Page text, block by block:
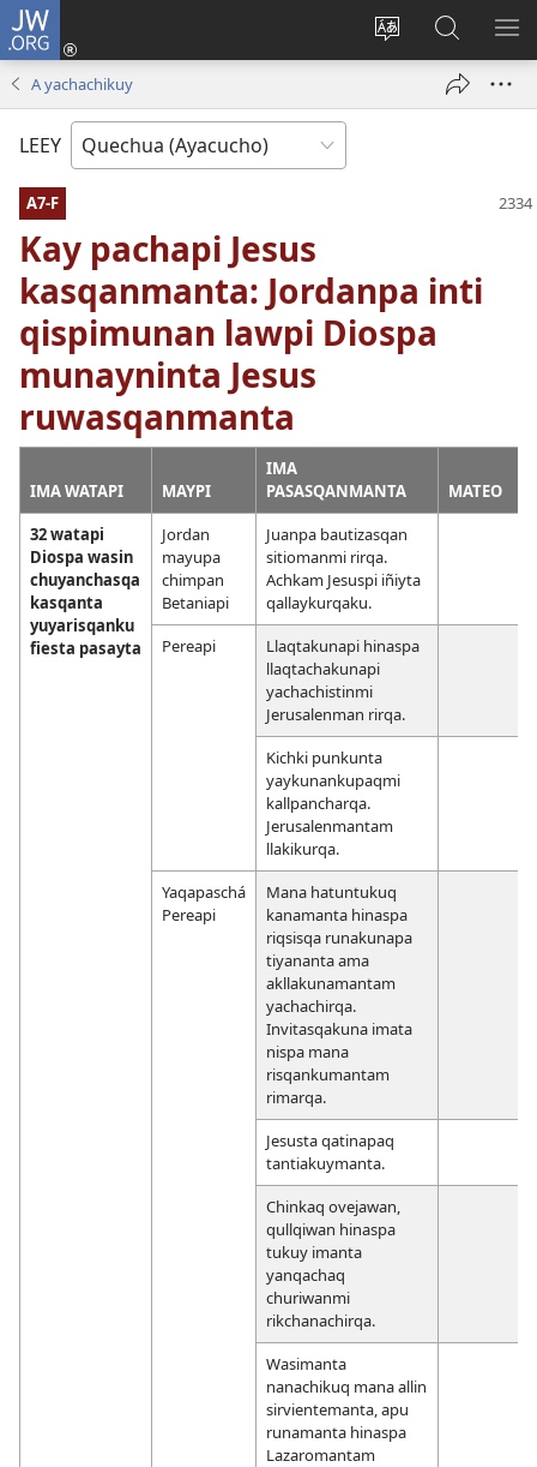
JW.ORG
Rimaynikita
cambianapaq
Qallarinaykipaq
(abre
JW.ORG
nisqapi
A yachachikuy
LEEY
A7-F
Kay pachapi Jesus
kasqanmanta: Jordanpa inti
qispimunan lawpi Diospa
munayninta Jesus
ruwasqanmanta
IMA WATAPI MAYPI
IMA
PASASQANMANTA
MATEO
32 watapi
Diospa wasin
chuyanchasqa
kasqanta
yuyarisqanku
fiesta pasayta
Jordan
mayupa
chimpan
Betaniapi
Juanpa bautizasqan
sitiomanmi rirqa.
Achkam Jesuspi iñiyta
qallaykurqaku.
Pereapi
Llaqtakunapi hinaspa
llaqtachakunapi
yachachistinmi
Jerusalenman rirqa.
Kichki punkunta
yaykunankupaqmi
kallpancharqa.
Jerusalenmantam
llakikurqa.
Yaqapaschá
Pereapi
Mana hatuntukuq
kanamanta hinaspa
riqsisqa runakunapa
tiyananta ama
akllakunamantam
yachachirqa.
Invitasqakuna imata
nispa mana
risqankumantam
rimarqa.
Jesusta qatinapaq
tantiakuymanta.
Chinkaq ovejawan,
qullqiwan hinaspa
tukuy imanta
yanqachaq
churiwanmi
rikchanachirqa.
Wasimanta
nanachikuq mana allin
sirvientemanta, apu
runamanta hinaspa
Lazaromantam